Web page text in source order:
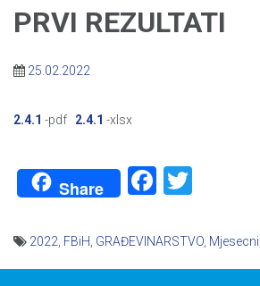
PRVI REZULTATI
25.02.2022
2.4.1 -pdf 2.4.1 -xlsx
Share Facebook
2022 FBiH GRAĐEVINARSTVO Mjesecni